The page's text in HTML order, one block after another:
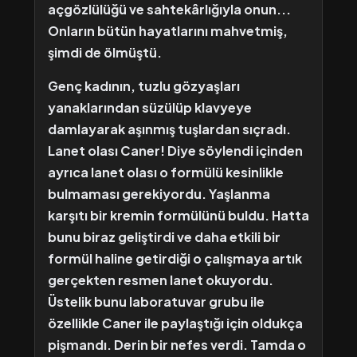
açgözlülüğü ve sahtekârlığıyla onun...
Onların bütün hayatlarını mahvetmiş,
şimdi de ölmüştü.
Genç kadının, tuzlu gözyaşları
yanaklarından süzülüp klavyeye
damlayarak aşınmış tuşlardan sıçradı.
Lanet olası Caner! Diye söylendi içinden
ayrıca lanet olası o formülü kesinlikle
bulmaması gerekiyordu. Yaşlanma
karşıtı bir kremin formülünü buldu. Hatta
bunu biraz geliştirdi ve daha etkili bir
formül haline getirdiği o çalışmaya artık
gerçekten resmen lanet okuyordu.
Üstelik bunu laboratuvar grubu ile
özellikle Caner ile paylaştığı için oldukça
pişmandı. Derin bir nefes verdi. Tamda o